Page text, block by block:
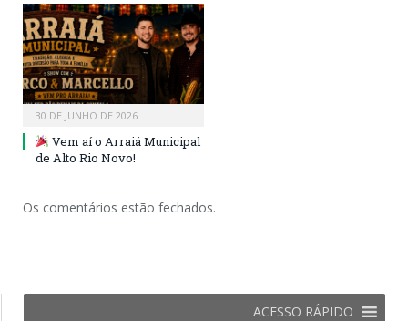
30 DE JUNHO DE 2026
Vem aí o Arraiá Municipal
de Alto Rio Novo!
Os comentários estão fechados.
ACESSO RÁPIDO